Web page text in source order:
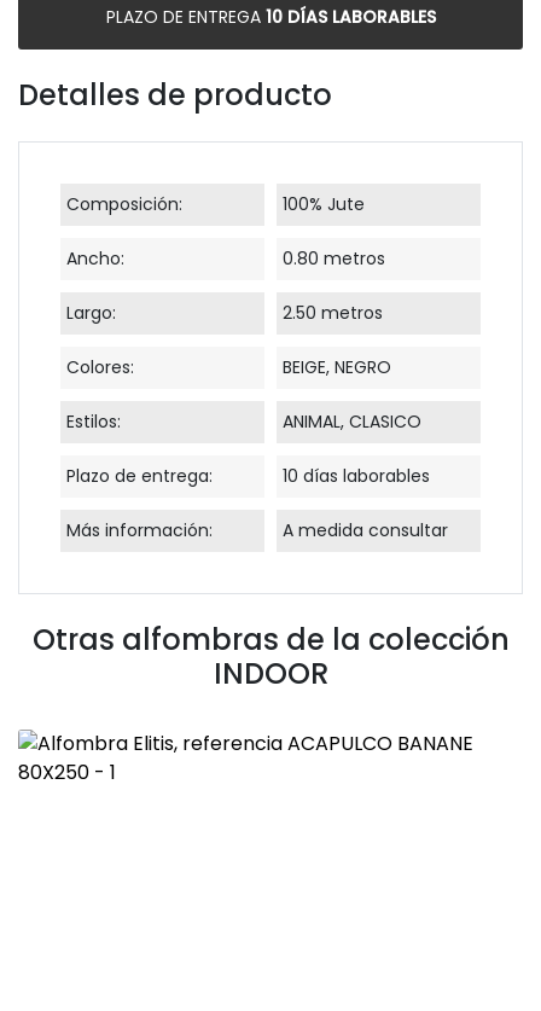
PLAZO DE ENTREGA 10 DÍAS LABORABLES
Detalles de producto
Composición: 100% Jute
Ancho: 0.80 metros
Largo: 2.50 metros
Colores: BEIGE, NEGRO
Estilos: ANIMAL, CLASICO
Plazo de entrega: 10 días laborables
Más información: A medida consultar
Otras alfombras de la colección
INDOOR